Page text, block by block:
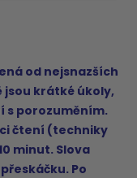
od nejsnazších
jsou krátké úkoly,
s porozuměním.
čtení (techniky
minut. Slova
Po